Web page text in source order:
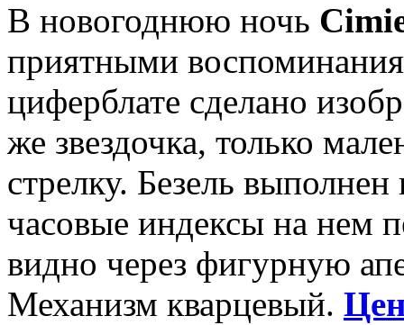
В новогоднюю ночь
приятными
циферблате сделано
же звездочка, только
стрелку. Безель
часовые индексы на нем
видно через фигурную
Механизм кварцевый.